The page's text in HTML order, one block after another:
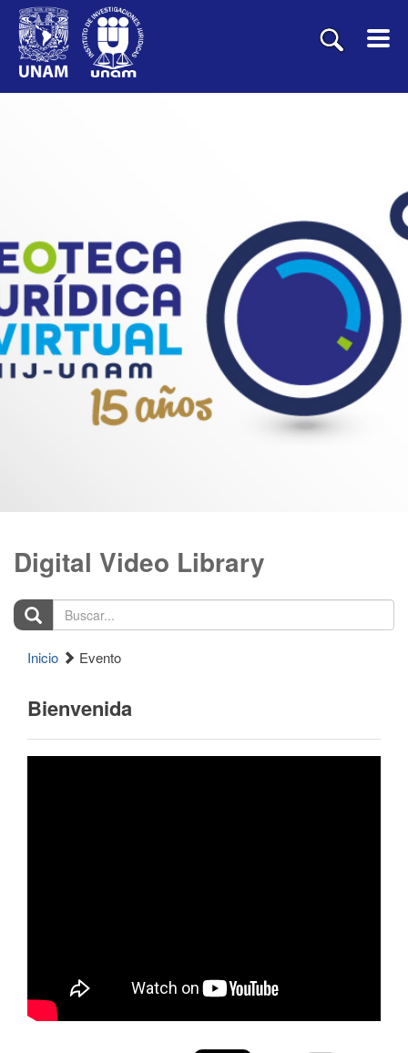
Digital Video Library
Buscar...
Inicio Evento
Bienvenida